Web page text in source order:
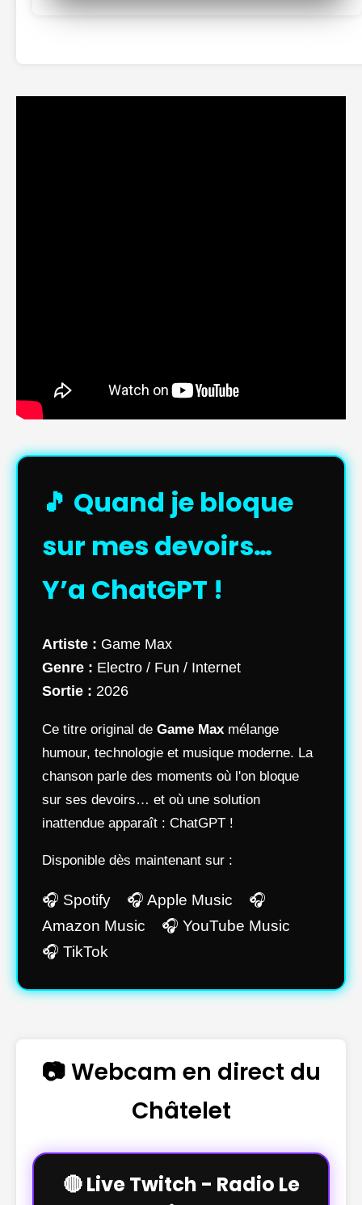
🎵 Quand je bloque
sur mes devoirs…
Y’a ChatGPT !
Artiste : Game Max
Genre : Electro / Fun / Internet
Sortie : 2026
Ce titre original de Game Max mélange
humour, technologie et musique moderne. La
chanson parle des moments où l'on bloque
sur ses devoirs… et où une solution
inattendue apparaît : ChatGPT !
Disponible dès maintenant sur :
🎧 Spotify 🎧 Apple Music 🎧
Amazon Music 🎧 YouTube Music
🎧 TikTok
📷 Webcam en direct du
Châtelet
🔴 Live Twitch - Radio Le